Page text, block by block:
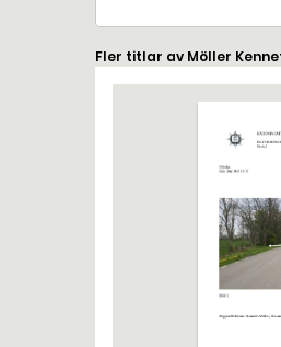
Fler titlar av Möller